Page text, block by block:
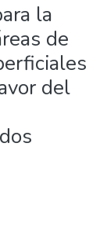
la
de
del